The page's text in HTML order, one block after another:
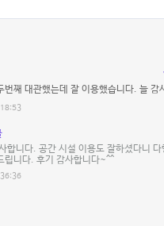
번째 대관했는데 잘 이용했습니다. 늘 감
합니다. 공간 시설 이용도 잘하셨다니
립니다. 후기 감사합니다~^^